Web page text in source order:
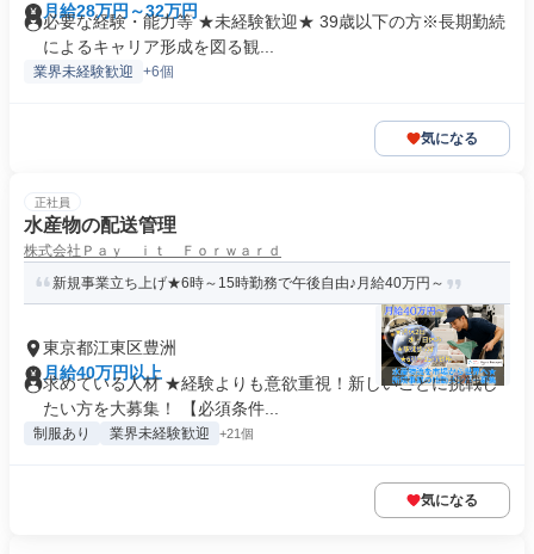
月給28万円～32万円
必要な経験・能力等 ★未経験歓迎★ 39歳以下の方※長期勤続
によるキャリア形成を図る観...
業界未経験歓迎 +6個
気になる
正社員
水産物の配送管理
株式会社Ｐａｙ ｉｔ Ｆｏｒｗａｒｄ
新規事業立ち上げ★6時～15時勤務で午後自由♪月給40万円～
東京都江東区豊洲
月給40万円以上
求めている人材 ★経験よりも意欲重視！新しいことに挑戦し
たい方を大募集！ 【必須条件...
制服あり 業界未経験歓迎 +21個
気になる